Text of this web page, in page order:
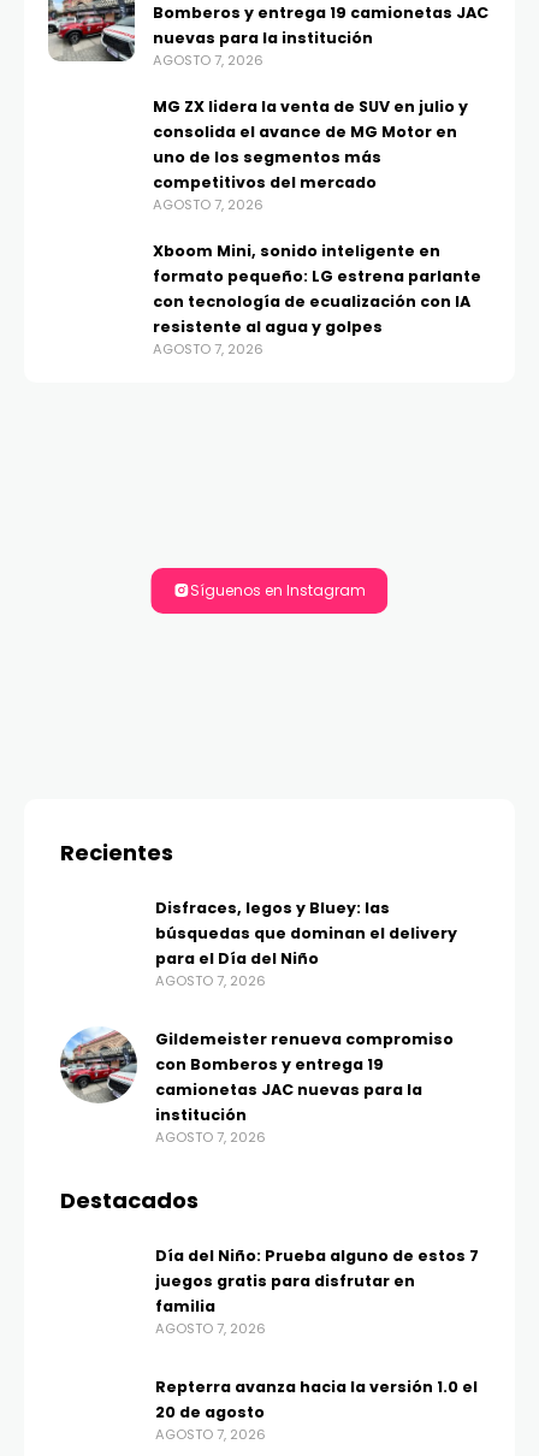
Bomberos y entrega 19 camionetas JAC
nuevas para la institución
AGOSTO 7, 2026
MG ZX lidera la venta de SUV en julio y
consolida el avance de MG Motor en
uno de los segmentos más
competitivos del mercado
AGOSTO 7, 2026
Xboom Mini, sonido inteligente en
formato pequeño: LG estrena parlante
con tecnología de ecualización con IA
resistente al agua y golpes
AGOSTO 7, 2026
Síguenos en Instagram
Recientes
Disfraces, legos y Bluey: las
búsquedas que dominan el delivery
para el Día del Niño
AGOSTO 7, 2026
Gildemeister renueva compromiso
con Bomberos y entrega 19
camionetas JAC nuevas para la
institución
AGOSTO 7, 2026
Destacados
Día del Niño: Prueba alguno de estos 7
juegos gratis para disfrutar en
familia
AGOSTO 7, 2026
Repterra avanza hacia la versión 1.0 el
20 de agosto
AGOSTO 7, 2026